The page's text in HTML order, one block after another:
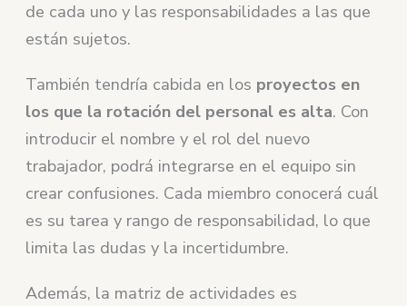
de cada uno y las responsabilidades a las que
están sujetos.
También tendría cabida en los proyectos en
los que la rotación del personal es alta. Con
introducir el nombre y el rol del nuevo
trabajador, podrá integrarse en el equipo sin
crear confusiones. Cada miembro conocerá cuál
es su tarea y rango de responsabilidad, lo que
limita las dudas y la incertidumbre.
Además, la matriz de actividades es